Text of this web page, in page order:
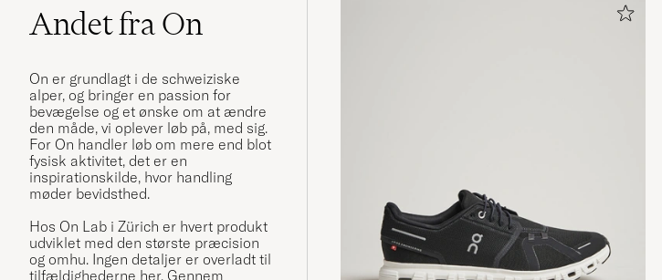
Andet fra On
On er grundlagt i de schweiziske
alper, og bringer en passion for
bevægelse og et ønske om at ændre
den måde, vi oplever løb på, med sig.
For On handler løb om mere end blot
fysisk aktivitet, det er en
inspirationskilde, hvor handling
møder bevidsthed.
Hos On Lab i Zürich er hvert produkt
udviklet med den største præcision
og omhu. Ingen detaljer er overladt til
tilfældighederne her. Gennem